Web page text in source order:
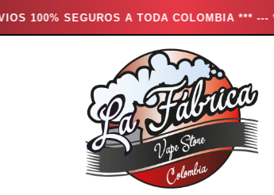
TODA COLOMBIA *** --- *** POR COMPRAS